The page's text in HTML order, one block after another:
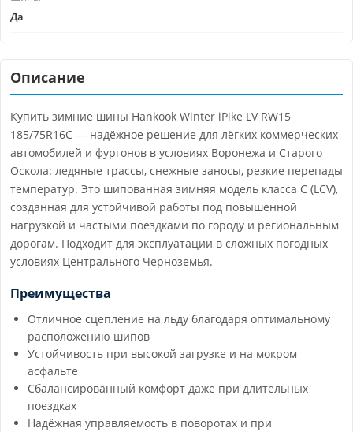
Да
Описание
Купить зимние шины Hankook Winter iPike LV RW15
185/75R16C — надёжное решение для лёгких коммерческих
автомобилей и фургонов в условиях Воронежа и Старого
Оскола: ледяные трассы, снежные заносы, резкие перепады
температур. Это шипованная зимняя модель класса C (LCV),
созданная для устойчивой работы под повышенной
нагрузкой и частыми поездками по городу и региональным
дорогам. Подходит для эксплуатации в сложных погодных
условиях Центрального Черноземья.
Преимущества
Отличное сцепление на льду благодаря оптимальному
расположению шипов
Устойчивость при высокой загрузке и на мокром
асфальте
Сбалансированный комфорт даже при длительных
поездках
Надёжная управляемость в поворотах и при